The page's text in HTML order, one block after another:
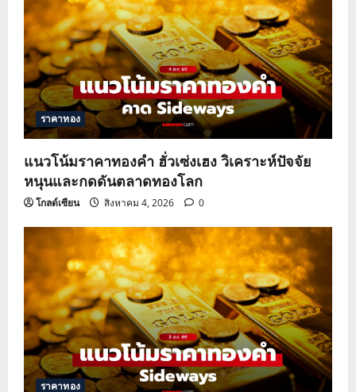
ราคาทอง
แนวโน้มราคาทองคำ ฮั่วเซ่งเฮง วิเคราะห์ปัจจัย
หนุนและกดดันตลาดทองโลก
โกลด์เซียน สิงหาคม 4, 2026 0
ราคาทอง